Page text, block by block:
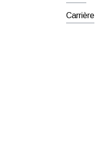
Carrière